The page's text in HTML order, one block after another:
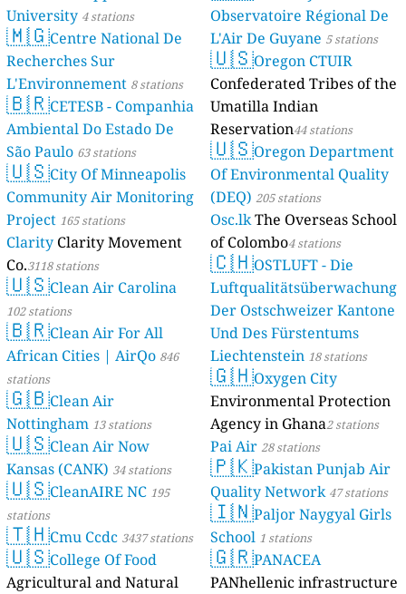
University 4 stations
🇲🇬Centre National De
Recherches Sur
L'Environnement 8 stations
🇧🇷CETESB - Companhia
Ambiental Do Estado De
São Paulo 63 stations
🇺🇸City Of Minneapolis
Community Air Monitoring
Project 165 stations
Clarity Clarity Movement
Co.3118 stations
🇺🇸Clean Air Carolina
102 stations
🇧🇷Clean Air For All
African Cities | AirQo 846
stations
🇬🇧Clean Air
Nottingham 13 stations
🇺🇸Clean Air Now
Kansas (CANK) 34 stations
🇺🇸CleanAIRE NC 195
stations
🇹🇭Cmu Ccdc 3437 stations
🇺🇸College Of Food
Agricultural and Natural
Observatoire Régional De
L'Air De Guyane 5 stations
🇺🇸Oregon CTUIR
Confederated Tribes of the
Umatilla Indian
Reservation44 stations
🇺🇸Oregon Department
Of Environmental Quality
(DEQ) 205 stations
Osc.lkThe Overseas School
of Colombo4 stations
🇨🇭OSTLUFT - Die
Luftqualitätsüberwachung
Der Ostschweizer Kantone
Und Des Fürstentums
Liechtenstein 18 stations
🇬🇭Oxygen City
Environmental Protection
Agency in Ghana2 stations
Pai Air 28 stations
🇵🇰Pakistan Punjab Air
Quality Network 47 stations
🇮🇳Paljor Naygyal Girls
School 1 stations
🇬🇷PANACEA
PANhellenic infrastructure